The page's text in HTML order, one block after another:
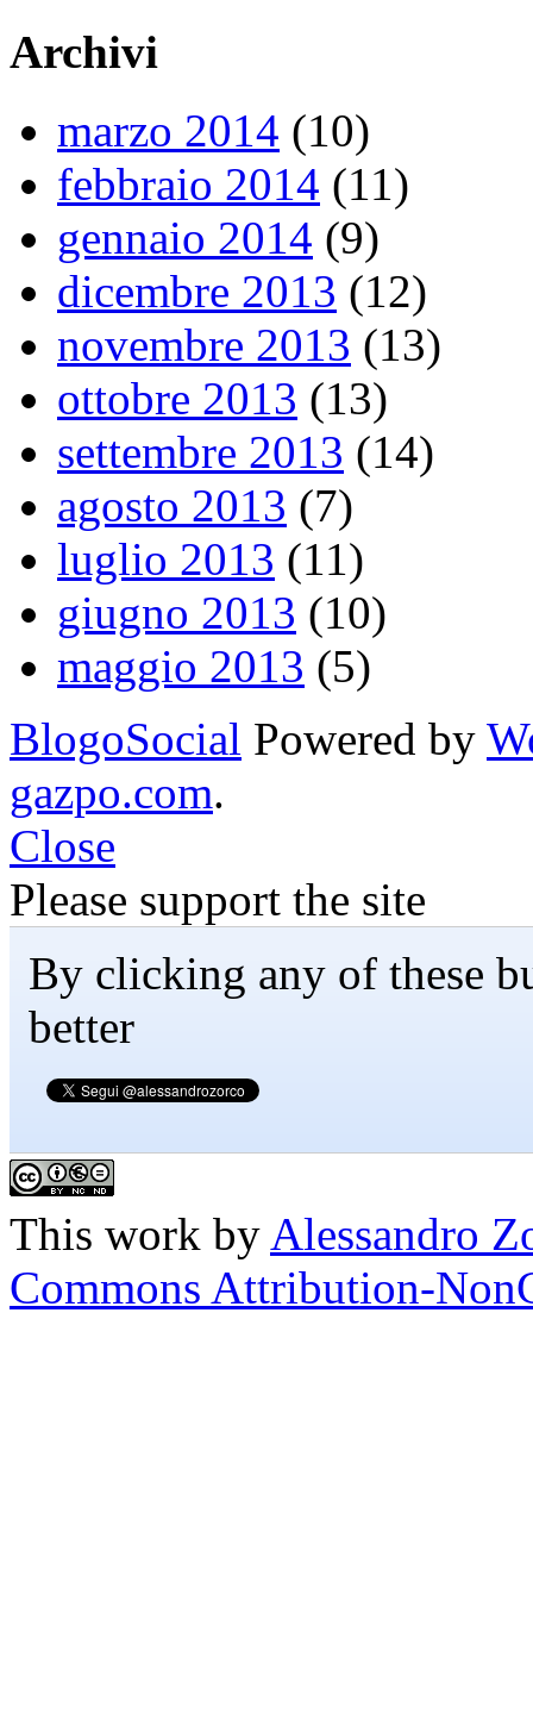
Archivi
marzo 2014 (10)
febbraio 2014 (11)
gennaio 2014 (9)
dicembre 2013 (12)
novembre 2013 (13)
ottobre 2013 (13)
settembre 2013 (14)
agosto 2013 (7)
luglio 2013 (11)
giugno 2013 (10)
maggio 2013 (5)
BlogoSocial Powered by
gazpo.com.
Close
Please support the site
By clicking any of these
better
This work by Alessandro
Commons Attribution-